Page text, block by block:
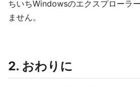
ちいちWindowsのエクスプローラ
ません。
2. おわりに